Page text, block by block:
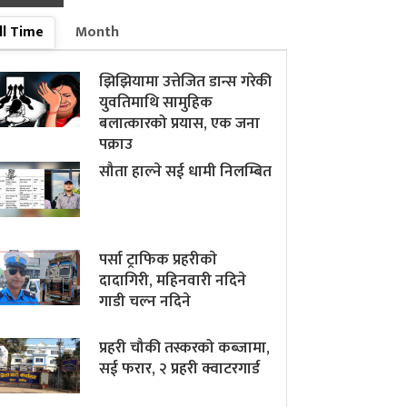
Time
Month
झिझियामा उत्तेजित डान्स गरेकी
युवतिमाथि सामुहिक
बलात्कारको प्रयास, एक जना
पक्राउ
सौता हाल्ने सई धामी निलम्बित
पर्सा ट्राफिक प्रहरीकाे
दादागिरी, महिनवारी नदिने
गाडी चल्न नदिने
प्रहरी चौकी तस्करको कब्जामा,
सई फरार, २ प्रहरी क्वाटरगार्ड